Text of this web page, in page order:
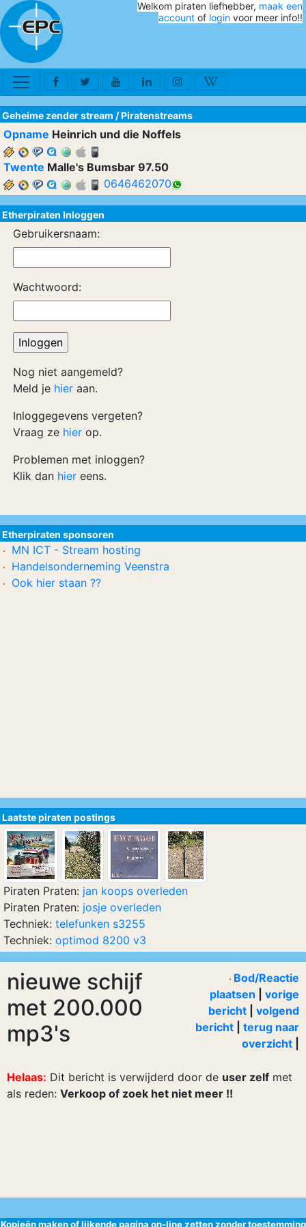
Welkom piraten liefhebber, maak een
account of login voor meer info!!
nieuwe schijf
met 200.000
mp3's
Bod/Reactie
plaatsen
vorige
bericht
volgend
bericht
terug naar
overzicht
Helaas: Dit bericht is verwijderd door de user zelf met
als reden: Verkoop of zoek het niet meer !!
Geheime zender stream /Piratenstreams
Opname Heinrich und die Noffels
Twente Malle's Bumsbar 97.50
0646462070
Etherpiraten Inloggen
Gebruikersnaam:
Wachtwoord:
Nog niet aangemeld?
Meld je hier aan.
Inloggegevens vergeten?
Vraag ze hier op.
Problemen met inloggen?
Klik dan hier eens.
Etherpiraten sponsoren
MN ICT - Stream hosting
Handelsonderneming Veenstra
Ook hier staan ??
Laatste piraten postings
Piraten Praten: jan koops overleden
Piraten Praten: josje overleden
Techniek: telefunken s3255
Techniek: optimod 8200 v3
Kopieën maken of lijkende pagina on-line zetten zonder toestemming